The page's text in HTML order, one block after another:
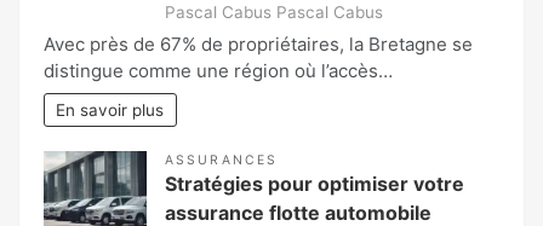
Pascal Cabus Pascal Cabus
Avec près de 67% de propriétaires, la Bretagne se
distingue comme une région où l’accès…
En savoir plus
ASSURANCES
Stratégies pour optimiser votre
assurance flotte automobile